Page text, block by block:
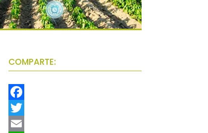
COMPARTE:
F
a
T